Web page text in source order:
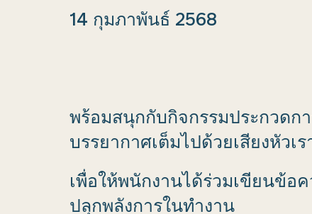
14 กุมภาพันธ์ 2568
พร้อมสนุกกับกิจกรรมประกวดก
บรรยากาศเต็มไปด้วยเสียงหัว
เพื่อให้พนักงานได้ร่วมเขียนข้อ
ปลุกพลังการในทำงาน